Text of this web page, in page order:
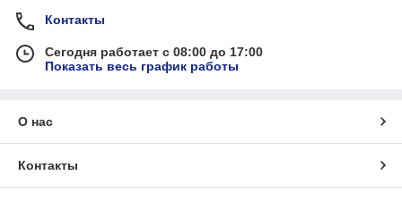
Контакты
Сегодня работает с 08:00 до 17:00
Показать весь график работы
О нас
Контакты